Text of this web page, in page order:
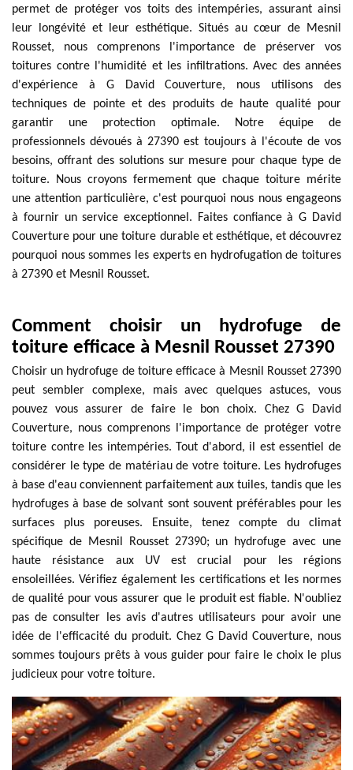
permet de protéger vos toits des intempéries, assurant ainsi
leur longévité et leur esthétique. Situés au cœur de Mesnil
Rousset, nous comprenons l'importance de préserver vos
toitures contre l'humidité et les infiltrations. Avec des années
d'expérience à G David Couverture, nous utilisons des
techniques de pointe et des produits de haute qualité pour
garantir une protection optimale. Notre équipe de
professionnels dévoués à 27390 est toujours à l'écoute de vos
besoins, offrant des solutions sur mesure pour chaque type de
toiture. Nous croyons fermement que chaque toiture mérite
une attention particulière, c'est pourquoi nous nous engageons
à fournir un service exceptionnel. Faites confiance à G David
Couverture pour une toiture durable et esthétique, et découvrez
pourquoi nous sommes les experts en hydrofugation de toitures
à 27390 et Mesnil Rousset.
Comment choisir un hydrofuge de
toiture efficace à Mesnil Rousset 27390
Choisir un hydrofuge de toiture efficace à Mesnil Rousset 27390
peut sembler complexe, mais avec quelques astuces, vous
pouvez vous assurer de faire le bon choix. Chez G David
Couverture, nous comprenons l'importance de protéger votre
toiture contre les intempéries. Tout d'abord, il est essentiel de
considérer le type de matériau de votre toiture. Les hydrofuges
à base d'eau conviennent parfaitement aux tuiles, tandis que les
hydrofuges à base de solvant sont souvent préférables pour les
surfaces plus poreuses. Ensuite, tenez compte du climat
spécifique de Mesnil Rousset 27390; un hydrofuge avec une
haute résistance aux UV est crucial pour les régions
ensoleillées. Vérifiez également les certifications et les normes
de qualité pour vous assurer que le produit est fiable. N'oubliez
pas de consulter les avis d'autres utilisateurs pour avoir une
idée de l'efficacité du produit. Chez G David Couverture, nous
sommes toujours prêts à vous guider pour faire le choix le plus
judicieux pour votre toiture.